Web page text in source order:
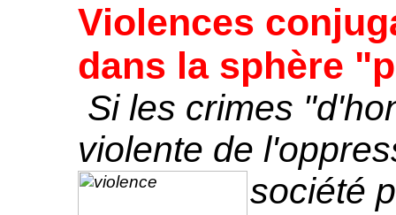
Violences
dans la sphère
Si les crimes
violente de
société